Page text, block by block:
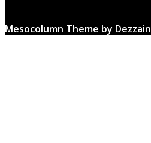
Mesocolumn Theme by Dezzain